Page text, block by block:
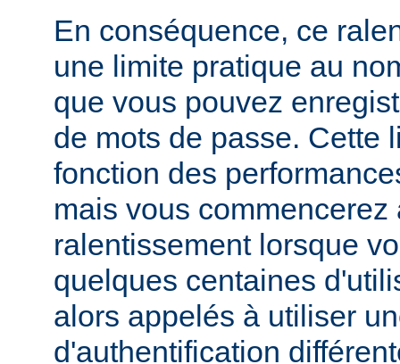
En conséquence, ce
une limite pratique au
que vous pouvez
de mots de passe. Cette
fonction des
mais vous commencerez
ralentissement lorsque
quelques centaines
alors appelés à utiliser
d'authentification